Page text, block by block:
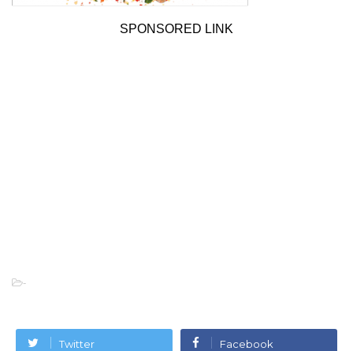
SPONSORED LINK
-
Twitter Facebook